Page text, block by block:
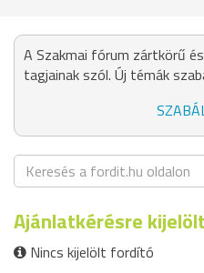
A Szakmai fórum zártkörű
tagjainak szól. Új témák
Ajánlatkérésre
Nincs kijelölt fordító